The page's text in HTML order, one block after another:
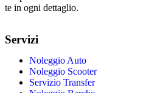
te in ogni dettaglio.
Servizi
Noleggio Auto
Noleggio Scooter
Servizio Transfer